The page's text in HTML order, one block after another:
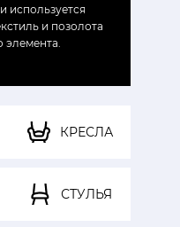
используется
и позолота
элемента.
КРЕСЛА
СТУЛЬЯ